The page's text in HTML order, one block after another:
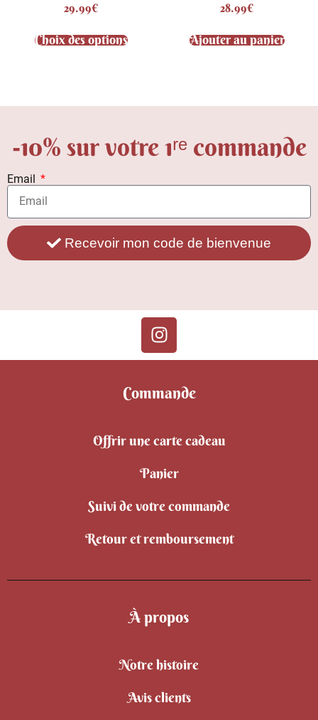
4.70
sur 5
29.99€
Choix des options
4.67
sur 5
28.99€
Ajouter au panier
-10% sur votre 1ʳᵉ commande
Email
Recevoir mon code de bienvenue
Commande
Offrir une carte cadeau
Panier
Suivi de votre commande
Retour et remboursement
À propos
Notre histoire
Avis clients